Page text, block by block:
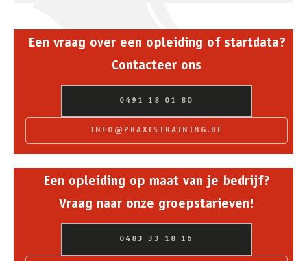
Een vraag over een opleiding of startdata?
Contacteer ons
0491 18 01 80
INFO@PRAXISTRAINING.BE
Een opleiding op maat van je bedrijf?
Vraag naar onze groepstarieven!
0483 33 18 16